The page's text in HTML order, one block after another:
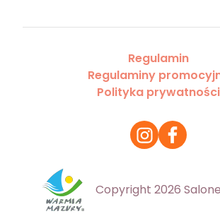
Regulamin
Regulaminy
Polityka prywatności
Copyright 2026